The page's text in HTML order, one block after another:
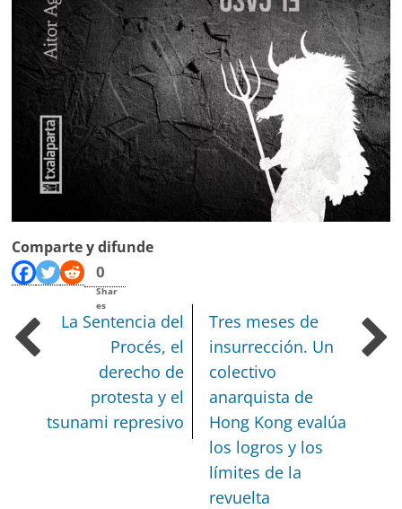
Comparte y difunde
0
Shar
es
La Sentencia del
Procés, el
derecho de
protesta y el
tsunami represivo
Tres meses de
insurrección. Un
colectivo
anarquista de
Hong Kong evalúa
los logros y los
límites de la
revuelta